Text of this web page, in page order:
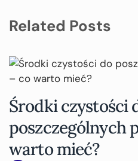
Related Posts
Środki czystości
poszczególnych
warto mieć?